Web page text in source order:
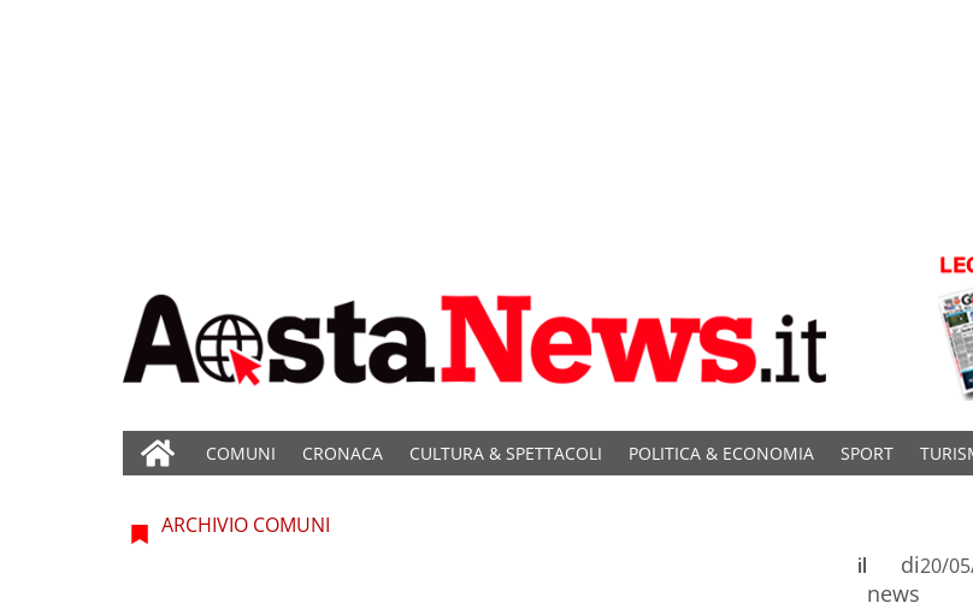
COMUNI CRONACA CULTURA & SPETTACOLI POLITICA & ECONOMIA SPORT
ARCHIVIO COMUNI
di
news
il 20/